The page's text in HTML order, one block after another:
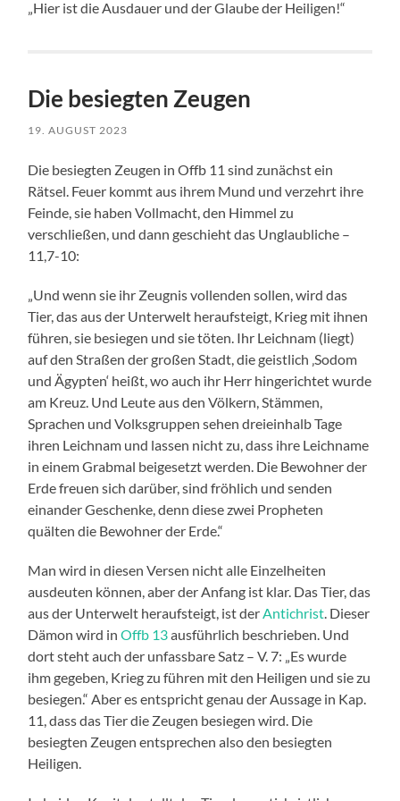
„Hier ist die Ausdauer und der Glaube der Heiligen!“
Die besiegten Zeugen
19. AUGUST 2023
Die besiegten Zeugen in Offb 11 sind zunächst ein
Rätsel. Feuer kommt aus ihrem Mund und verzehrt ihre
Feinde, sie haben Vollmacht, den Himmel zu
verschließen, und dann geschieht das Unglaubliche –
11,7-10:
„Und wenn sie ihr Zeugnis vollenden sollen, wird das
Tier, das aus der Unterwelt heraufsteigt, Krieg mit ihnen
führen, sie besiegen und sie töten. Ihr Leichnam (liegt)
auf den Straßen der großen Stadt, die geistlich ‚Sodom
und Ägypten‘ heißt, wo auch ihr Herr hingerichtet wurde
am Kreuz. Und Leute aus den Völkern, Stämmen,
Sprachen und Volksgruppen sehen dreieinhalb Tage
ihren Leichnam und lassen nicht zu, dass ihre Leichname
in einem Grabmal beigesetzt werden. Die Bewohner der
Erde freuen sich darüber, sind fröhlich und senden
einander Geschenke, denn diese zwei Propheten
quälten die Bewohner der Erde.“
Man wird in diesen Versen nicht alle Einzelheiten
ausdeuten können, aber der Anfang ist klar. Das Tier, das
aus der Unterwelt heraufsteigt, ist derAntichrist. Dieser
Dämon wird inOffb 13ausführlich beschrieben. Und
dort steht auch der unfassbare Satz – V. 7: „Es wurde
ihm gegeben, Krieg zu führen mit den Heiligen und sie zu
besiegen.“ Aber es entspricht genau der Aussage in Kap.
11, dass das Tier die Zeugen besiegen wird. Die
besiegten Zeugen entsprechen also den besiegten
Heiligen.